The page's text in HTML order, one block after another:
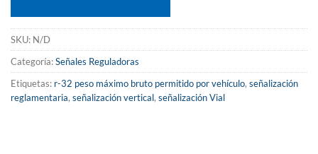
SKU: N/D
Categoría:Señales Reguladoras
Etiquetas: r-32 peso máximo bruto permitido por vehículo, señalización
reglamentaria, señalización vertical, señalización Vial